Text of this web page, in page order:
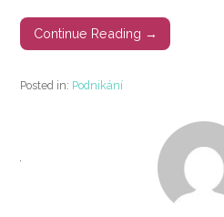
Continue Reading →
Posted in: Podnikání